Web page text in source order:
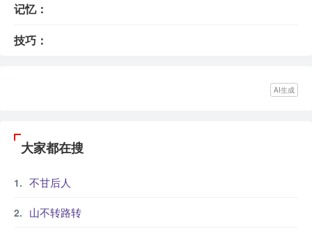
记忆：
技巧：
AI生成
大家都在搜
不甘后人
山不转路转